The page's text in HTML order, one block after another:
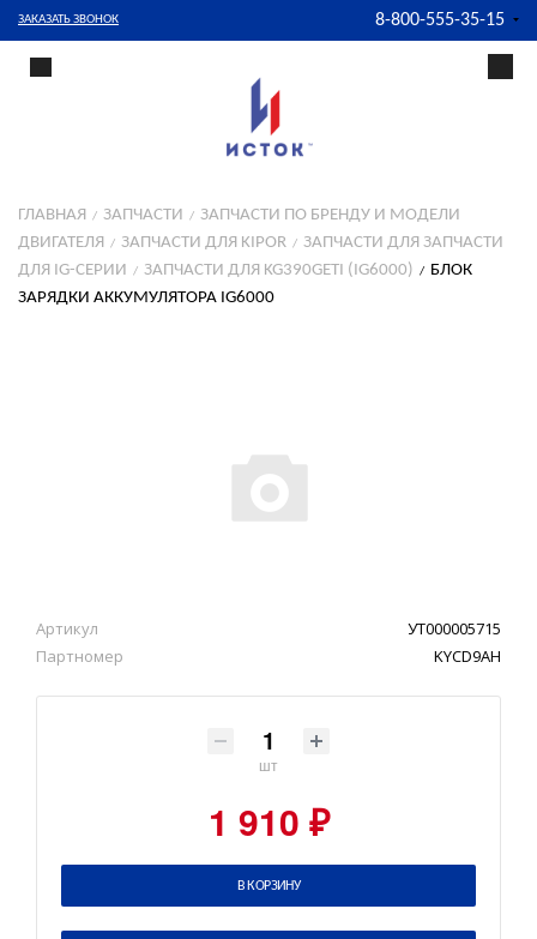
ЗАКАЗАТЬ ЗВОНОК 8-800-555-35-15
ГЛАВНАЯ ЗАПЧАСТИ
ЗАПЧАСТИ ПО БРЕНДУ И МОДЕЛИ
ДВИГАТЕЛЯ
ЗАПЧАСТИ ДЛЯ KIPOR
ЗАПЧАСТИ ДЛЯ ЗАПЧАСТИ
ДЛЯ IG-СЕРИИ
ЗАПЧАСТИ ДЛЯ KG390GETI (IG6000)
БЛОК
ЗАРЯДКИ АККУМУЛЯТОРА IG6000
Артикул
УТ000005715
Партномер
KYCD9AH
шт
1 910 ₽
В КОРЗИНУ